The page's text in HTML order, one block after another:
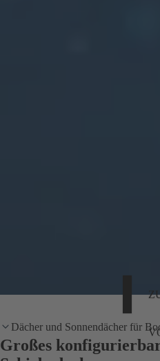
Dächer und Sonnendächer für
Großes